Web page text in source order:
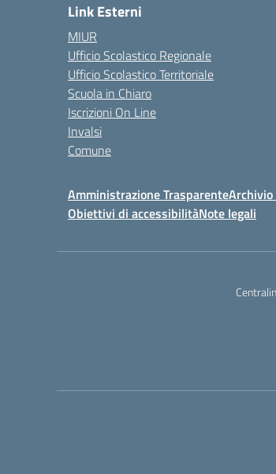
Link Esterni
MIUR
Ufficio Scolastico Regionale
Ufficio Scolastico Territoriale
Scuola in Chiaro
Iscrizioni On Line
Invalsi
Comune
Amministrazione Trasparente
Obiettivi di accessibilitàNote legali